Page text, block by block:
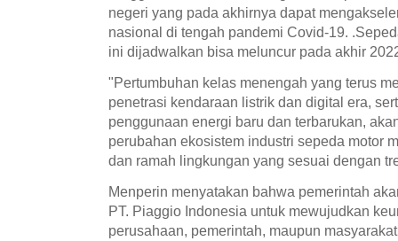
negeri yang pada akhirnya dapat
nasional di tengah pandemi Covid-19.
ini dijadwalkan bisa meluncur pada akhir
"Pertumbuhan kelas menengah yang terus
penetrasi kendaraan listrik dan digital era,
penggunaan energi baru dan terbarukan,
perubahan ekosistem industri sepeda motor
dan ramah lingkungan yang sesuai dengan
Menperin menyatakan bahwa pemerintah
PT. Piaggio Indonesia untuk mewujudkan
perusahaan, pemerintah, maupun